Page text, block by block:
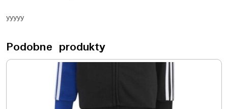
yyyyy
Podobne produkty